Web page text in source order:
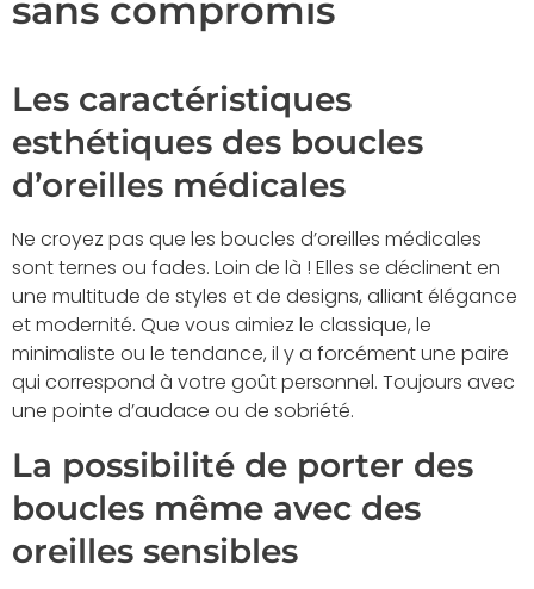
sans compromis
Les caractéristiques
esthétiques des boucles
d’oreilles médicales
Ne croyez pas que les boucles d’oreilles médicales
sont ternes ou fades. Loin de là ! Elles se déclinent en
une multitude de styles et de designs, alliant élégance
et modernité. Que vous aimiez le classique, le
minimaliste ou le tendance, il y a forcément une paire
qui correspond à votre goût personnel. Toujours avec
une pointe d’audace ou de sobriété.
La possibilité de porter des
boucles même avec des
oreilles sensibles